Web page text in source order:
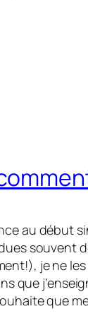
au début
souvent
je ne
que
que